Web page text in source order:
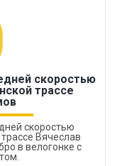
скоростью
трассе
скоростью
Вячеслав
в велогонке с